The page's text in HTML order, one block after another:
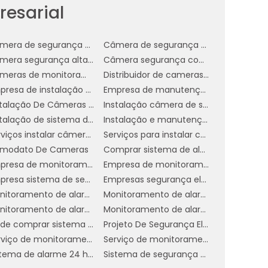
Câmera de segurança empresa
Câmera de segurança para comércio
Câmera segurança alta definição
Câmera segurança com infravermelho
Câmeras de monitoramento empresarial
Distribuidor de cameras de segurança em sp
Empresa de instalação de câmera de segurança
Empresa de manutenção de cftv
Instalação De Câmeras De Vigilância
Instalação câmera de segurança
Instalação de sistema de segurança
Instalação e manutenção de cftv
Serviços instalar câmera de segurança
Serviços para instalar câmeras de segurança
De Cameras
Comprar sistema de alarme 24 horas
Empresa de monitoramento de alarmes
Empresa de monitoramento de alarmes 24 horas
Empresa sistema de segurança 24h
Empresas segurança eletrônica
Monitoramento de alarme 24 horas industrial
Monitoramento de alarme 24 horas serviço
Monitoramento de alarmes
Monitoramento de alarmes 24 horas empresarial
Onde comprar sistema de alarme 24h
Projeto De Segurança Eletrônica
Serviço de monitoramento de alarme 24 horas
Serviço de monitoramento de alarmes 24h
Sistema de alarme 24 horas
Sistema de segurança alarme